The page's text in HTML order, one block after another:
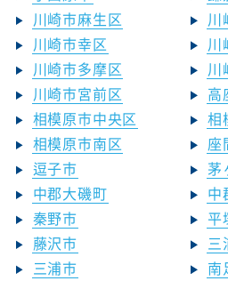
川崎市麻生区
川
川崎市幸区
川
川崎市多摩区
川
川崎市宮前区
高
相模原市中央区
相
相模原市南区
座
逗子市
茅
中郡大磯町
中
秦野市
平
藤沢市
三
三浦市
南